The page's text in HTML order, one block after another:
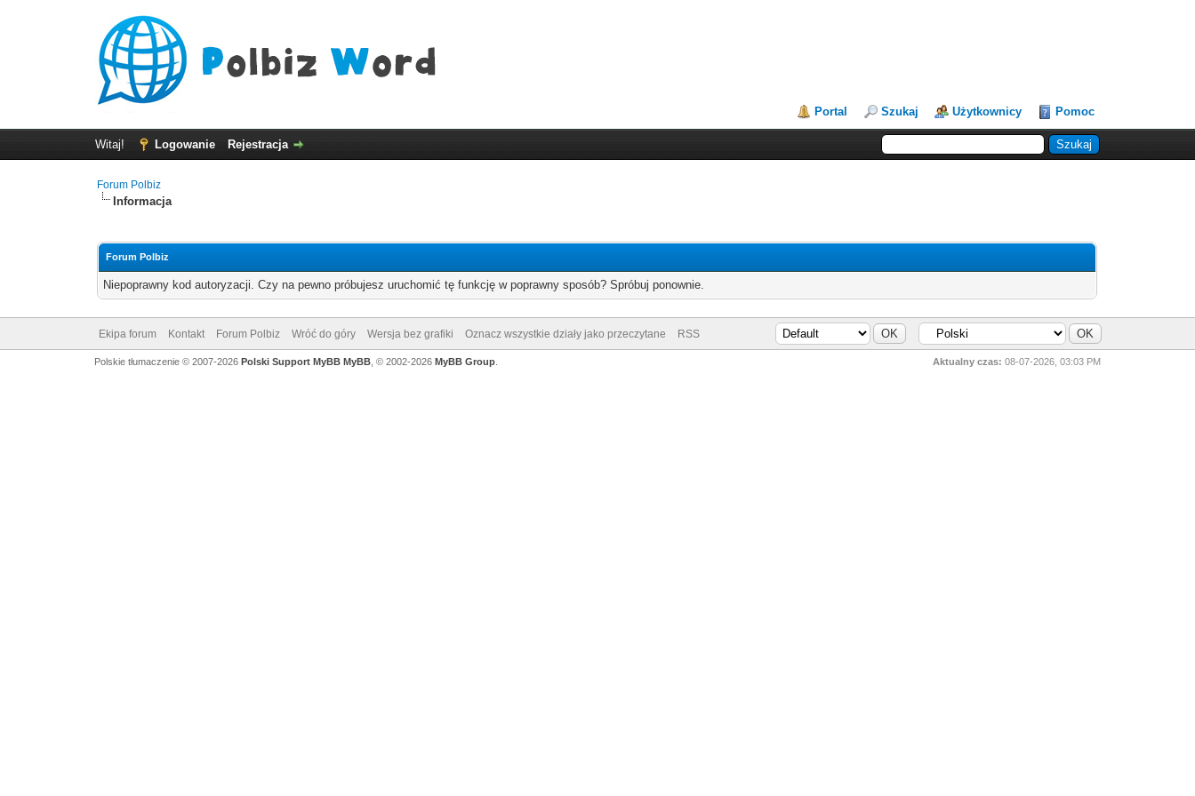
Portal Szukaj Użytkownicy Pomoc
Witaj! Logowanie Rejestracja
Forum Polbiz
Informacja
Forum Polbiz
Niepoprawny kod autoryzacji. Czy na pewno próbujesz uruchomić tę funkcję w poprawny sposób? Spróbuj ponownie.
Ekipa forum Kontakt Forum Polbiz Wróć do góry Wersja bez grafiki Oznacz wszystkie działy jako przeczytane RSS
Aktualny czas: 08-07-2026, 03:03 PM
Polskie tłumaczenie © 2007-2026 Polski Support MyBB MyBB, © 2002-2026 MyBB Group.